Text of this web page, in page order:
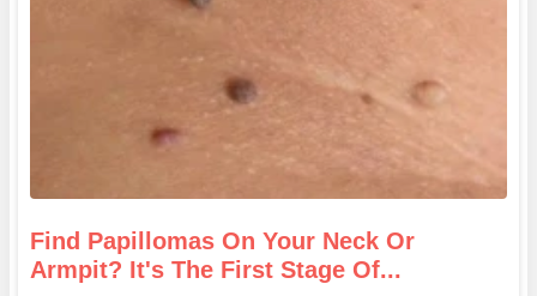
Find Papillomas On Your Neck Or
Armpit? It's The First Stage Of...